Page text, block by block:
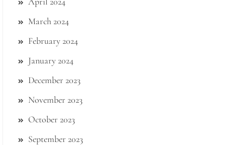
March 2024
February 2024
January 2024
December 2023
November 2023
October 2023
September 2023